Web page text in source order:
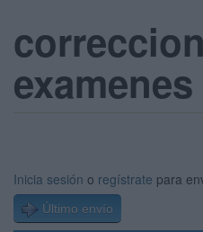
examenes
Inicia sesión o regístrate para
Último envío